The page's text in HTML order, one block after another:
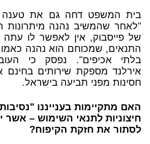
בית המשפט דחה גם את טענה
"לאחר שהמשיב נהנה מיתרונות
של פייסבוק, אין לאפשר לו עתה
התנאים, שמכוחם הוא נהנה
בלתי אכיפים". נפסק כי
אירלנד מספקת שירותים בחינם
חסינות מפני תביעה בישראל.
האם מתקיימות בענייננו
חיצוניות לתנאי השימוש – אשר
לסתור את חזקת הקיפוח?